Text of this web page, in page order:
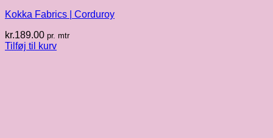
Kokka Fabrics | Corduroy
kr.189.00 pr. mtr
Tilføj til kurv